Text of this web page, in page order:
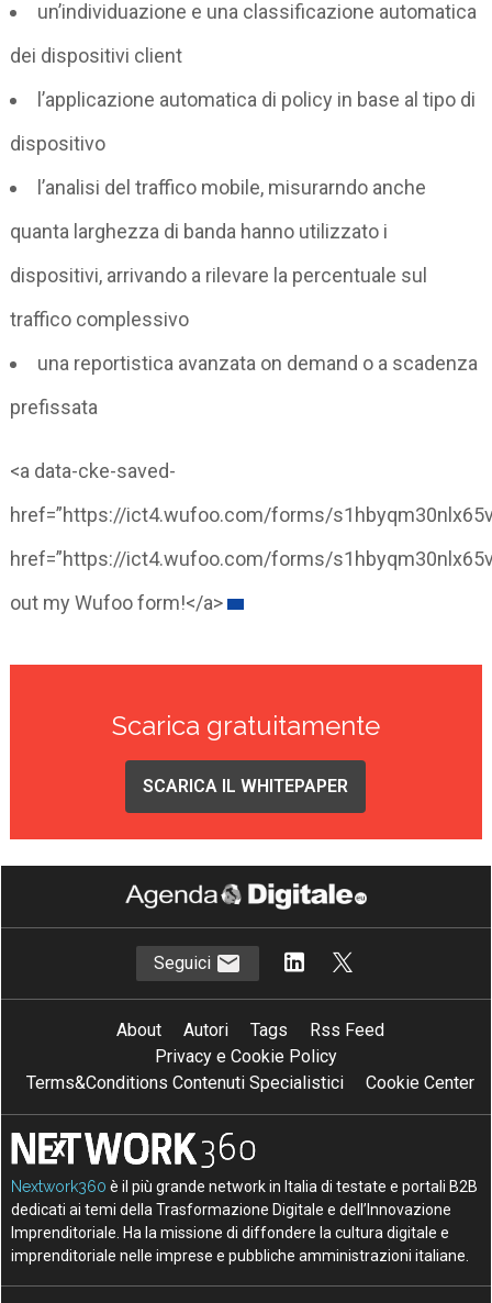
un’individuazione e una classificazione automatica
dei dispositivi client
l’applicazione automatica di policy in base al tipo di
dispositivo
l’analisi del traffico mobile, misurarndo anche
quanta larghezza di banda hanno utilizzato i
dispositivi, arrivando a rilevare la percentuale sul
traffico complessivo
una reportistica avanzata on demand o a scadenza
prefissata
<a data-cke-saved-
href=”https://ict4.wufoo.com/forms/
href=”https://ict4.wufoo.com/forms/
out my Wufoo form!</a>
Scarica gratuitamente
SCARICA IL WHITEPAPER
Seguici
About Autori Tags
Rss Feed
Privacy e Cookie Policy
Terms&Conditions Contenuti Specialistici
Cookie Center
Nextwork360 è il più grande network in Italia di testate e portali B2B
dedicati ai temi della Trasformazione Digitale e dell’Innovazione
Imprenditoriale. Ha la missione di diffondere la cultura digitale e
imprenditoriale nelle imprese e pubbliche amministrazioni italiane.